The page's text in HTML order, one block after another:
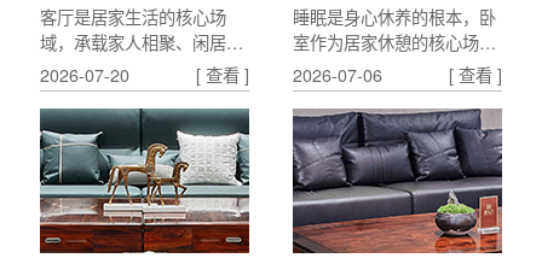
客厅是居家生活的核心场
域，承载家人相聚、闲居休
憩、待客雅聚的诸多日常。
中式客厅的营造，以雅致家
具为载体，融文脉气韵与人
间...
2026-07-20 [ 查看 ]
睡眠是身心休养的根本，卧
室作为居家休憩的核心场
景，空间氛围与器物陈设，
直接影响日常睡眠质量与身
心状态。中式卧室的打造，
以...
2026-07-06 [ 查看 ]